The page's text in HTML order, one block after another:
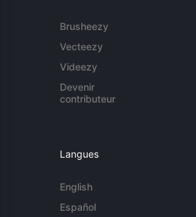
Brusheezy
Vecteezy
Videezy
Devenir
contributeur
Langues
English
Español